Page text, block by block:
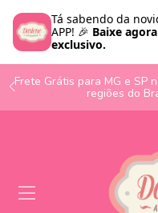
Frete Grátis para MG e SP
regiões do